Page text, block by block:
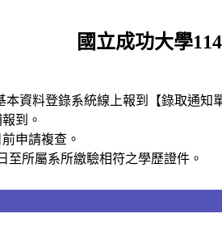
國立成功大學
資料登錄系統線上報到【錄取通知
到。
申請複查。
至所屬系所繳驗相符之學歷證件。